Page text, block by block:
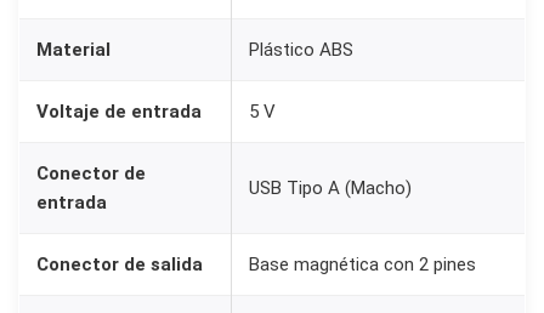
Material Plástico ABS
Voltaje de entrada 5 V
Conector de
entrada
USB Tipo A (Macho)
Conector de salida Base magnética con 2 pines